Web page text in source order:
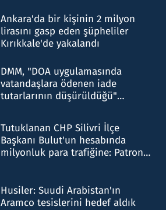
Ankara'da bir kişinin 2 milyon
lirasını gasp eden şüpheliler
Kırıkkale'de yakalandı
DMM, "DOA uygulamasında
vatandaşlara ödenen iade
tutarlarının düşürüldüğü"
Tutuklanan CHP Silivri İlçe
Başkanı Bulut'un hesabında
milyonluk para trafiğine: Patron
Husiler: Suudi Arabistan'ın
Aramco tesislerini hedef aldık